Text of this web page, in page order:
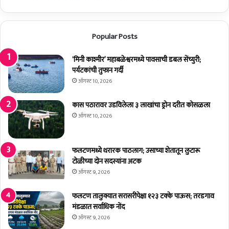
प
क्षी
ज
ख
मी
अ
व
स्थे
त
आ
ढ
ळ
ला
Popular Posts
‘मिनी काश्मीर’ महाबळेश्वरमध्ये पावसाची डबल सेंच्युरी;
पर्यटकांची तुफान गर्दी
ऑगस्ट 10, 2026
कास पठारावर उडविलेला ३ लाखांचा ड्रोन दरीत कोसळला
ऑगस्ट 10, 2026
फलटणमध्ये थरारक पाठलाग; उसाच्या शेतातून लुटारू
टोळीच्या दोन सदस्यांना अटक
ऑगस्ट 9, 2026
फलटण तालुक्यात सरासरीपेक्षा १२३ टक्के पाऊस; तरडगाव
मंडळात सर्वाधिक नोंद
ऑगस्ट 9, 2026